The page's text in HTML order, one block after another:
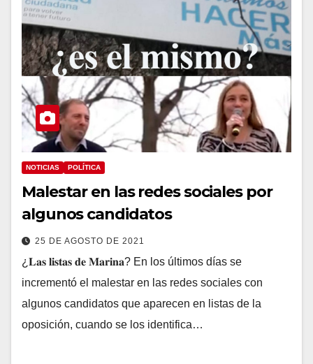
NOTICIAS POLÍTICA
Malestar en las redes sociales por
algunos candidatos
25 DE AGOSTO DE 2021
¿𝐋𝐚𝐬 𝐥𝐢𝐬𝐭𝐚𝐬 𝐝𝐞 𝐌𝐚𝐫𝐢𝐧𝐚? En los últimos días se
incrementó el malestar en las redes sociales con
algunos candidatos que aparecen en listas de la
oposición, cuando se los identifica…